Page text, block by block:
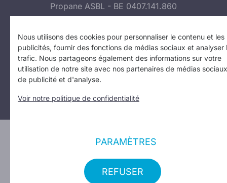
Propane ASBL - BE 0407.141.860
Politique de confidentialitéIPolitique d’utilisation des
cookiesIVos paramètres de confidentialité
Copyright 2023
Design: Erinas
Nous utilisons des cookies pour personnaliser le contenu et les
publicités, fournir des fonctions de médias sociaux et analyser
trafic. Nous partageons également des informations sur votre
utilisation de notre site avec nos partenaires de médias
de publicité et d'analyse.
Voir notre politique de confidentialité
PARAMÈTRES
REFUSER